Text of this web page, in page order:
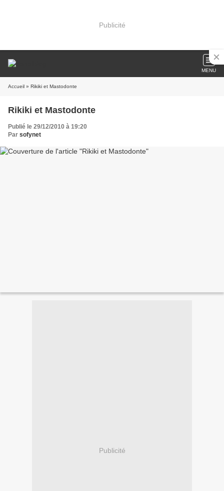
Publicité
MENU
Accueil » Rikiki et Mastodonte
Rikiki et Mastodonte
Publié le 29/12/2010 à 19:20
Par sofynet
Publicité